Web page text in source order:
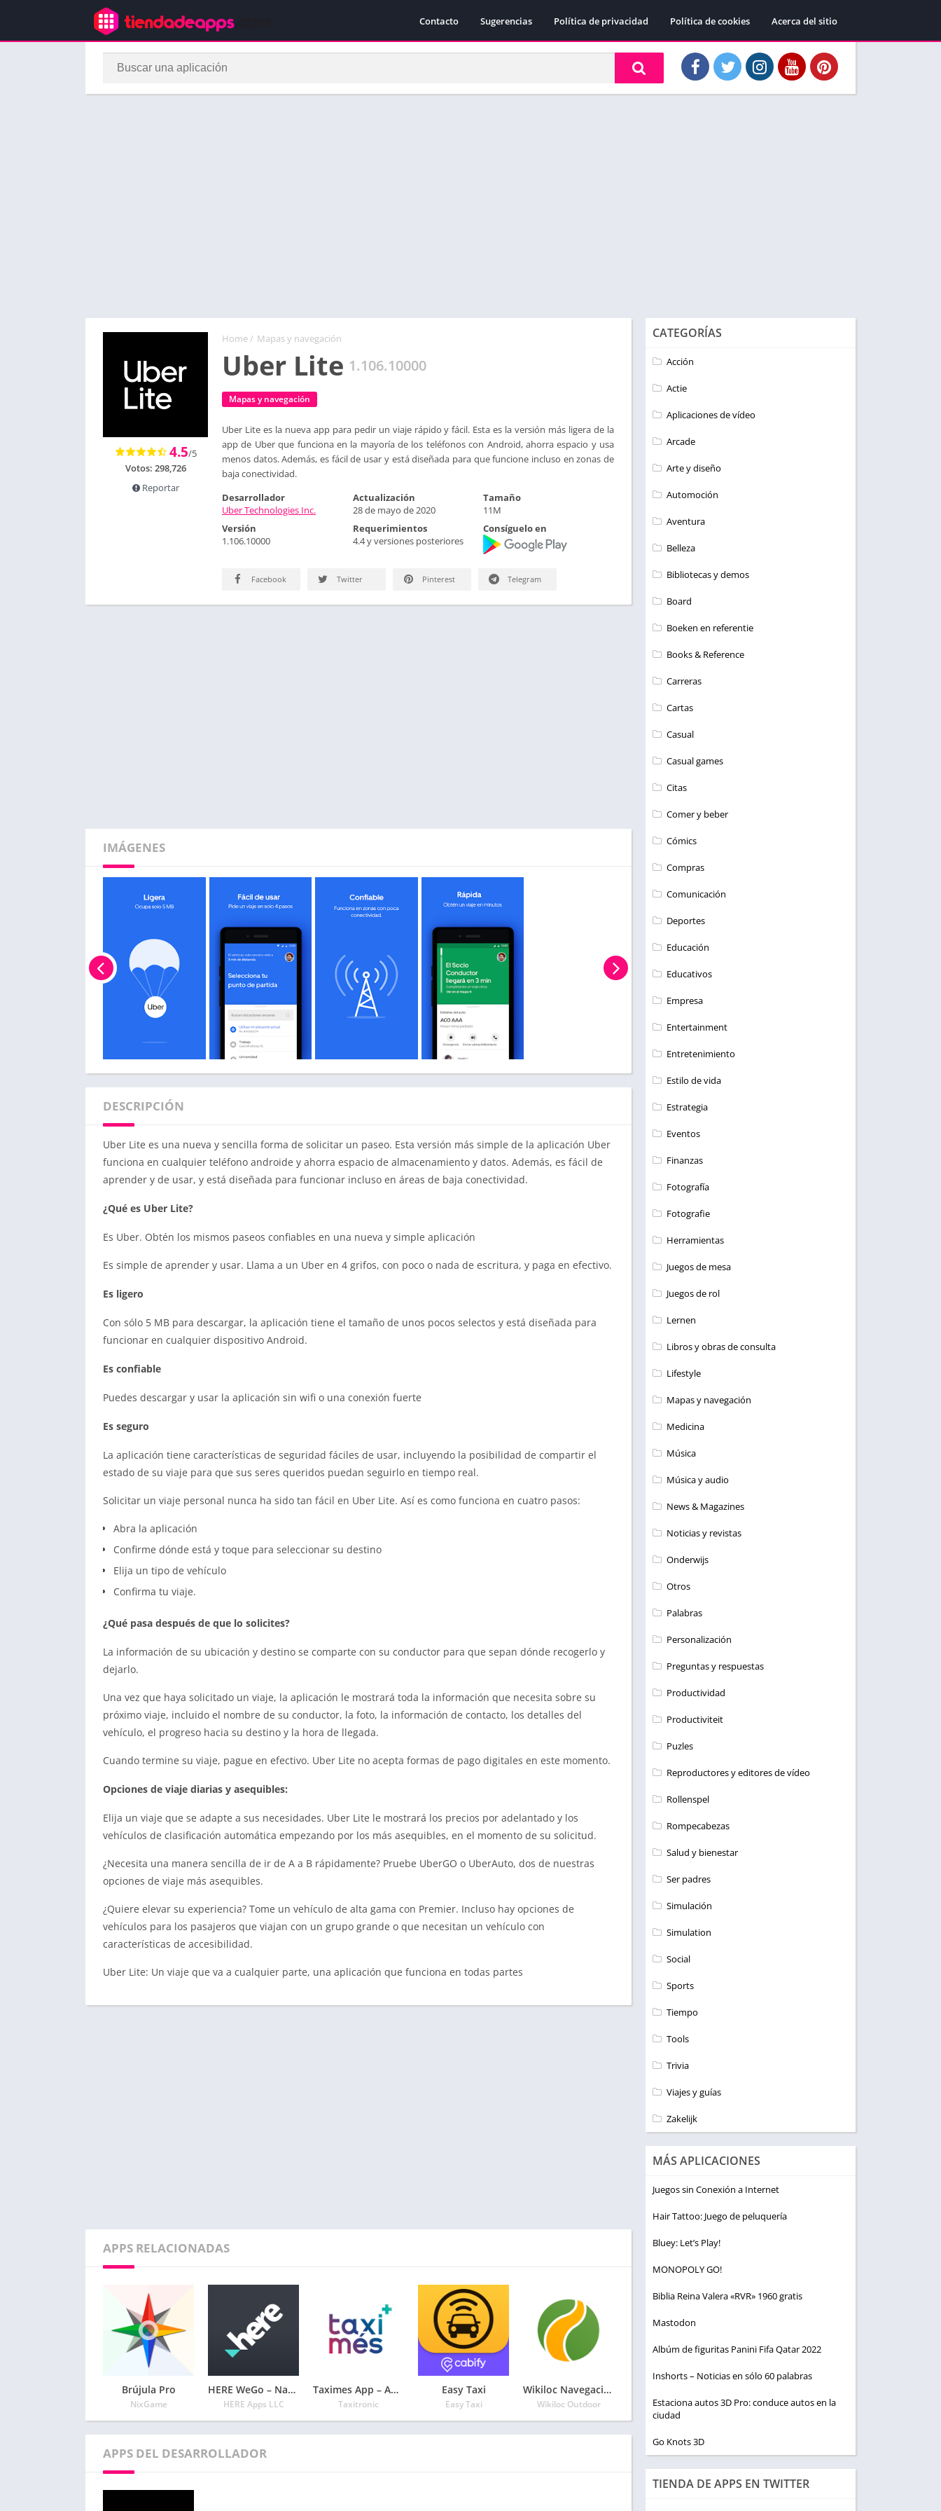
Contacto Sugerencias Política de privacidad Política de cookies Acerca del sitio
Home/ Mapas y navegación
Uber Lite 1.106.10000
Mapas y navegación
Uber Lite es la nueva app para pedir un viaje rápido y fácil. Esta es la versión más ligera de la
app de Uber que funciona en la mayoría de los teléfonos con Android, ahorra espacio y usa
menos datos. Además, es fácil de usar y está diseñada para que funcione incluso en zonas de
baja conectividad.
4.5/5
Votos: 298,726
Reportar
Desarrollador
Uber Technologies Inc.
Actualización
28 de mayo de 2020
Tamaño
11M
Versión
1.106.10000
Requerimientos
4.4 y versiones posteriores
Consíguelo en
Facebook Twitter Pinterest Telegram
IMÁGENES
DESCRIPCIÓN
Uber Lite es una nueva y sencilla forma de solicitar un paseo. Esta versión más simple de la aplicación Uber
funciona en cualquier teléfono androide y ahorra espacio de almacenamiento y datos. Además, es fácil de
aprender y de usar, y está diseñada para funcionar incluso en áreas de baja conectividad.
¿Qué es Uber Lite?
Es Uber. Obtén los mismos paseos confiables en una nueva y simple aplicación
Es simple de aprender y usar. Llama a un Uber en 4 grifos, con poco o nada de escritura, y paga en efectivo.
Es ligero
Con sólo 5 MB para descargar, la aplicación tiene el tamaño de unos pocos selectos y está diseñada para
funcionar en cualquier dispositivo Android.
Es confiable
Puedes descargar y usar la aplicación sin wifi o una conexión fuerte
Es seguro
La aplicación tiene características de seguridad fáciles de usar, incluyendo la posibilidad de compartir el
estado de su viaje para que sus seres queridos puedan seguirlo en tiempo real.
Solicitar un viaje personal nunca ha sido tan fácil en Uber Lite. Así es como funciona en cuatro pasos:
Abra la aplicación
Confirme dónde está y toque para seleccionar su destino
Elija un tipo de vehículo
Confirma tu viaje.
¿Qué pasa después de que lo solicites?
La información de su ubicación y destino se comparte con su conductor para que sepan dónde recogerlo y
dejarlo.
Una vez que haya solicitado un viaje, la aplicación le mostrará toda la información que necesita sobre su
próximo viaje, incluido el nombre de su conductor, la foto, la información de contacto, los detalles del
vehículo, el progreso hacia su destino y la hora de llegada.
Cuando termine su viaje, pague en efectivo. Uber Lite no acepta formas de pago digitales en este momento.
Opciones de viaje diarias y asequibles:
Elija un viaje que se adapte a sus necesidades. Uber Lite le mostrará los precios por adelantado y los
vehículos de clasificación automática empezando por los más asequibles, en el momento de su solicitud.
¿Necesita una manera sencilla de ir de A a B rápidamente? Pruebe UberGO o UberAuto, dos de nuestras
opciones de viaje más asequibles.
¿Quiere elevar su experiencia? Tome un vehículo de alta gama con Premier. Incluso hay opciones de
vehículos para los pasajeros que viajan con un grupo grande o que necesitan un vehículo con
características de accesibilidad.
Uber Lite: Un viaje que va a cualquier parte, una aplicación que funciona en todas partes
APPS RELACIONADAS
Brújula Pro
NixGame
HERE WeGo – Navegación por ciudad
HERE Apps LLC
Taximes App – Aplicación taxi
Taxitronic
Easy Taxi
Easy Taxi
Wikiloc Navegación Outdoor GPS
Wikiloc Outdoor
APPS DEL DESARROLLADOR
CATEGORÍAS
Acción
Actie
Aplicaciones de vídeo
Arcade
Arte y diseño
Automoción
Aventura
Belleza
Bibliotecas y demos
Board
Boeken en referentie
Books & Reference
Carreras
Cartas
Casual
Casual games
Citas
Comer y beber
Cómics
Compras
Comunicación
Deportes
Educación
Educativos
Empresa
Entertainment
Entretenimiento
Estilo de vida
Estrategia
Eventos
Finanzas
Fotografía
Fotografie
Herramientas
Juegos de mesa
Juegos de rol
Lernen
Libros y obras de consulta
Lifestyle
Mapas y navegación
Medicina
Música
Música y audio
News & Magazines
Noticias y revistas
Onderwijs
Otros
Palabras
Personalización
Preguntas y respuestas
Productividad
Productiviteit
Puzles
Reproductores y editores de vídeo
Rollenspel
Rompecabezas
Salud y bienestar
Ser padres
Simulación
Simulation
Social
Sports
Tiempo
Tools
Trivia
Viajes y guías
Zakelijk
MÁS APLICACIONES
Juegos sin Conexión a Internet
Hair Tattoo: Juego de peluquería
Bluey: Let’s Play!
MONOPOLY GO!
Biblia Reina Valera «RVR» 1960 gratis
Mastodon
Albúm de figuritas Panini Fifa Qatar 2022
Inshorts – Noticias en sólo 60 palabras
Estaciona autos 3D Pro: conduce autos en la
ciudad
Go Knots 3D
TIENDA DE APPS EN TWITTER